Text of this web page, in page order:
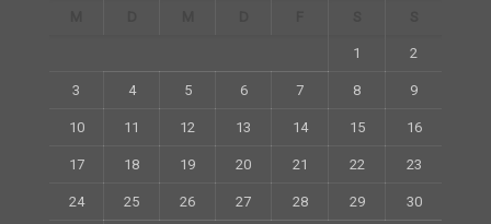
1 2
3 4 5 6 7 8 9
10 11 12 13 14 15 16
17 18 19 20 21 22 23
24 25 26 27 28 29 30